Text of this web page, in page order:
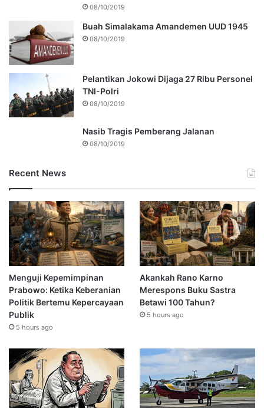
08/10/2019
Buah Simalakama Amandemen UUD 1945
08/10/2019
Pelantikan Jokowi Dijaga 27 Ribu Personel
TNI-Polri
08/10/2019
Nasib Tragis Pemberang Jalanan
08/10/2019
Recent News
Menguji Kepemimpinan
Prabowo: Ketika Keberanian
Politik Bertemu Kepercayaan
Publik
5 hours ago
Akankah Rano Karno
Merespons Buku Sastra
Betawi 100 Tahun?
5 hours ago